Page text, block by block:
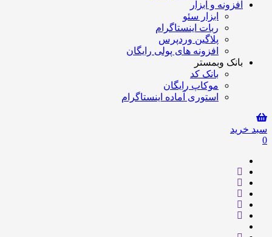
افزونه و ابزار
ابزار سئو
ربات اینستاگرام
پلاگین وردپرس
افزونه های پولی رایگان
بانک وبمستر
بانک کد
موکاپ رایگان
استوری آماده اینستاگرام
سبد خرید
0